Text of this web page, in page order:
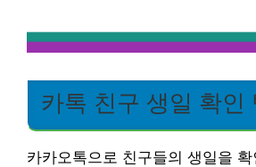
카톡 친구 생일 확인
카카오톡으로 친구들의 생일을